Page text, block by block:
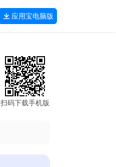
应用宝电脑版
扫码下载手机版